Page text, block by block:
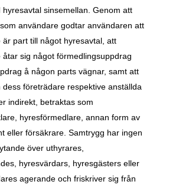
hyresavtal sinsemellan. Genom att
användare godtar användaren att
är part till något hyresavtal, att
åtar sig något förmedlingsuppdrag
å någon parts vägnar, samt att
dess företrädare respektive anställda
indirekt, betraktas som
hyresförmedlare, annan form av
eller försäkrare. Samtrygg har ingen
över uthyrares,
hyresvärdars, hyresgästers eller
agerande och friskriver sig från